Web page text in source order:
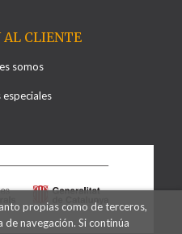
AL CLIENTE
somos
propias como de terceros,
navegación. Si continúa